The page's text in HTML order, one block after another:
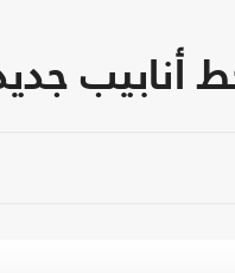
أنابيب